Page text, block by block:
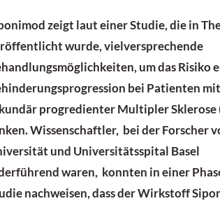
zeigt laut einer Studie, die in
wurde, vielversprechende
um das Risiko
bei Patienten mit
progredienter Multipler Sklerose
Wissenschaftler, bei der Forscher
und Universitätsspital Basel
waren, konnten in einer
nachweisen, dass der Wirkstoff